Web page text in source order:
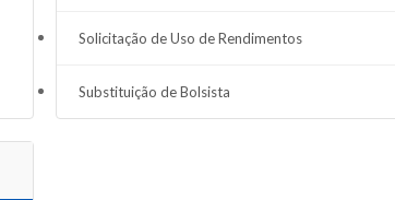
Solicitação de Uso de Rendimentos
Substituição de Bolsista